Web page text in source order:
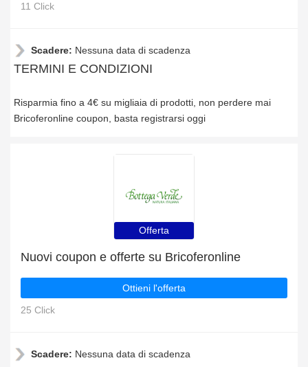
11 Click
Scadere: Nessuna data di scadenza
TERMINI E CONDIZIONI
Risparmia fino a 4€ su migliaia di prodotti, non perdere mai
Bricoferonline coupon, basta registrarsi oggi
Offerta
Nuovi coupon e offerte su Bricoferonline
Ottieni l'offerta
25 Click
Scadere: Nessuna data di scadenza